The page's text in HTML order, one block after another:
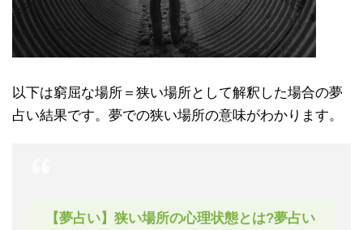
以下は窮屈な場所＝狭い場所として解釈した場合の夢
占い結果です。夢での狭い場所の意味がわかります。
【夢占い】狭い場所の心理状態とは?夢占い